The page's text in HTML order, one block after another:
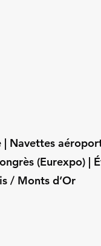
Navettes
(Eurexpo) |
/ Monts d’Or